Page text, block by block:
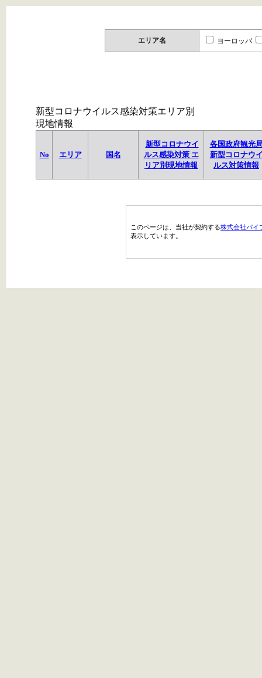
エリア名 ヨーロッパ
新型コロナウイルス感染対策エリア別
現地情報
No エリア 国名
新型コロナウイ
ルス感染対策 エ
リア別現地情報
各国政府観光
新型コロナウ
ルス対策情報
このページは、当社が契約する株式会社パイ
表示しています。